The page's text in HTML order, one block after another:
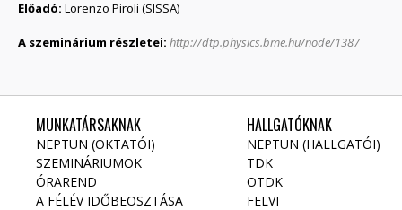
Előadó: Lorenzo Piroli (SISSA)
A szeminárium részletei: http://dtp.physics.bme.hu/node/1387
MUNKATÁRSAKNAK
NEPTUN (OKTATÓI)
SZEMINÁRIUMOK
ÓRAREND
A FÉLÉV IDŐBEOSZTÁSA
HALLGATÓKNAK
NEPTUN (HALLGATÓI)
TDK
OTDK
FELVI